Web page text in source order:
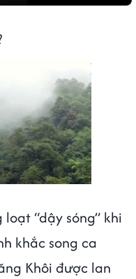
Cancel
“dậy sóng” khi
khắc song ca
Khôi được lan